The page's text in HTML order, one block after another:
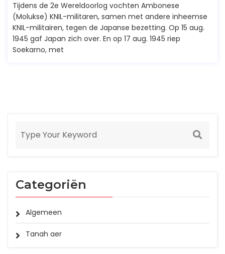
Tijdens de 2e Wereldoorlog vochten Ambonese
(Molukse) KNIL-militaren, samen met andere inheemse
KNIL-militairen, tegen de Japanse bezetting. Op 15 aug.
1945 gaf Japan zich over. En op 17 aug. 1945 riep
Soekarno, met
Categoriën
Algemeen
Tanah aer